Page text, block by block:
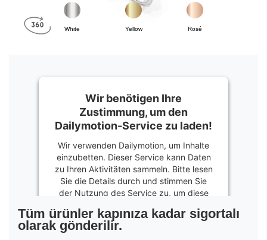
White Rosé
Yellow
Wir benötigen Ihre
Zustimmung, um den
Dailymotion-Service zu laden!
Wir verwenden Dailymotion, um Inhalte
einzubetten. Dieser Service kann Daten
zu Ihren Aktivitäten sammeln. Bitte lesen
Sie die Details durch und stimmen Sie
der Nutzung des Service zu, um diese
Mehr
Tüm ürünler kapınıza kadar sigortalı
olarak gönderilir.